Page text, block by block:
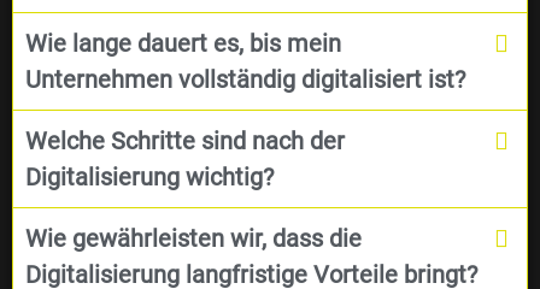
Wie lange dauert es, bis mein
Unternehmen vollständig digitalisiert ist?
Welche Schritte sind nach der
Digitalisierung wichtig?
Wie gewährleisten wir, dass die
Digitalisierung langfristige Vorteile bringt?